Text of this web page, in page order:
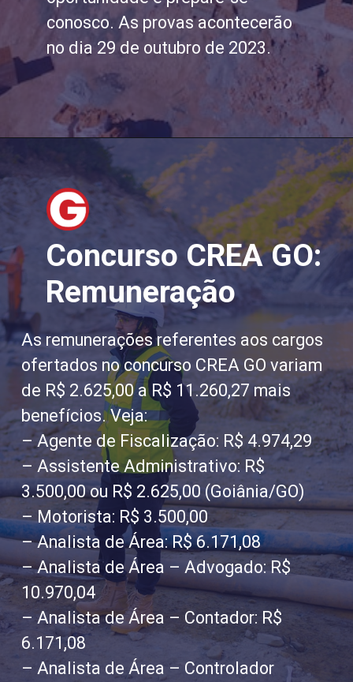
conosco. As provas acontecerão
no dia 29 de outubro de 2023.
Concurso CREA GO:
Remuneração
As remunerações referentes aos cargos
ofertados no concurso CREA GO variam
de R$ 2.625,00 a R$ 11.260,27 mais
benefícios. Veja:
– Agente de Fiscalização: R$ 4.974,29
– Assistente Administrativo: R$
3.500,00 ou R$ 2.625,00 (Goiânia/GO)
– Motorista: R$ 3.500,00
– Analista de Área: R$ 6.171,08
– Analista de Área – Advogado: R$
10.970,04
– Analista de Área – Contador: R$
6.171,08
– Analista de Área – Controlador